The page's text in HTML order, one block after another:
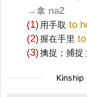
→拿 na2
(1) 用手取 to
(2)握在手里
(3)擒捉；捕捉
Kinship